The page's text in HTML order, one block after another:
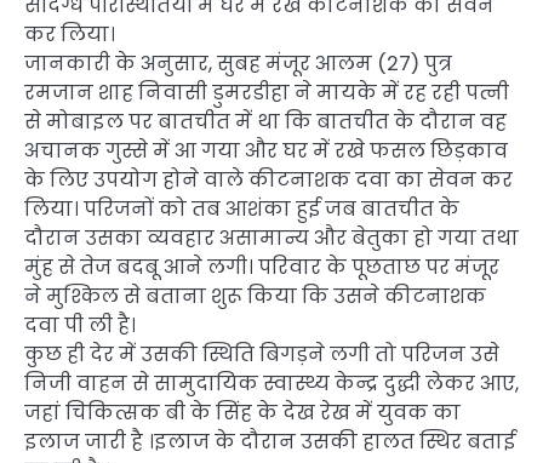
संदिग्ध परिस्थितियों में घर में रखे कीटनाशक का सेवन
कर लिया।
जानकारी के अनुसार, सुबह मंजूर आलम (27) पुत्र
रमजान शाह निवासी डुमरडीहा ने मायके में रह रही पत्नी
से मोबाइल पर बातचीत में था कि बातचीत के दौरान वह
अचानक गुस्से में आ गया और घर में रखे फसल छिड़काव
के लिए उपयोग होने वाले कीटनाशक दवा का सेवन कर
लिया। परिजनों को तब आशंका हुई जब बातचीत के
दौरान उसका व्यवहार असामान्य और बेतुका हो गया तथा
मुंह से तेज बदबू आने लगी। परिवार के पूछताछ पर मंजूर
ने मुश्किल से बताना शुरू किया कि उसने कीटनाशक
दवा पी ली है।
कुछ ही देर में उसकी स्थिति बिगड़ने लगी तो परिजन उसे
निजी वाहन से सामुदायिक स्वास्थ्य केन्द्र दुद्धी लेकर आए,
जहां चिकित्सक बी के सिंह के देख रेख में युवक का
इलाज जारी है ।इलाज के दौरान उसकी हालत स्थिर बताई